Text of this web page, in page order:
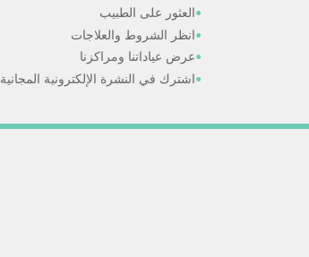
العثور على الطبيب
انظر الشروط والعلاجات
عرض عياداتنا ومراكزنا
اشترك في النشرة الإلكترونية المجانية